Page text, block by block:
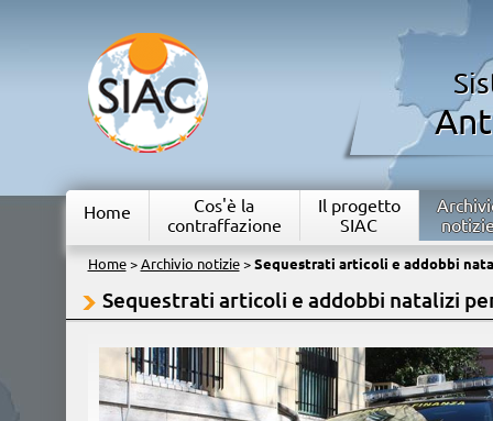
Home
Cos'è la
contraffazione
Il progetto
SIAC
Home> Archivio notizie> Sequestrati articoli e addobbi
Sequestrati articoli e addobbi natalizi